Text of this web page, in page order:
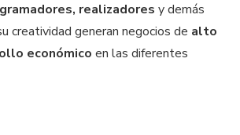
realizadores y demás
creatividad generan negocios de alto
económico en las diferentes